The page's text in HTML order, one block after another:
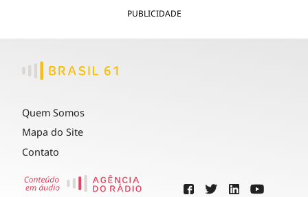
PUBLICIDADE
Quem Somos
Mapa do Site
Contato